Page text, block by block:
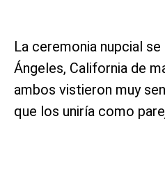
La ceremonia nupcial
Ángeles, California de
ambos vistieron muy
que los uniría como